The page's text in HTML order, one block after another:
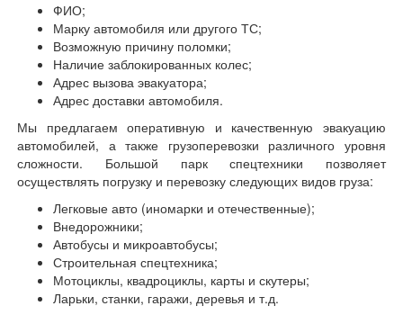
ФИО;
Марку автомобиля или другого ТС;
Возможную причину поломки;
Наличие заблокированных колес;
Адрес вызова эвакуатора;
Адрес доставки автомобиля.
Мы предлагаем оперативную и качественную эвакуацию
автомобилей, а также грузоперевозки различного уровня
сложности. Большой парк спецтехники позволяет
осуществлять погрузку и перевозку следующих видов груза:
Легковые авто (иномарки и отечественные);
Внедорожники;
Автобусы и микроавтобусы;
Строительная спецтехника;
Мотоциклы, квадроциклы, карты и скутеры;
Ларьки, станки, гаражи, деревья и т.д.